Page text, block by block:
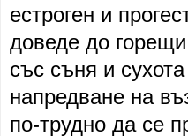
естроген и
доведе до
със съня и
напредване на
по-трудно да се